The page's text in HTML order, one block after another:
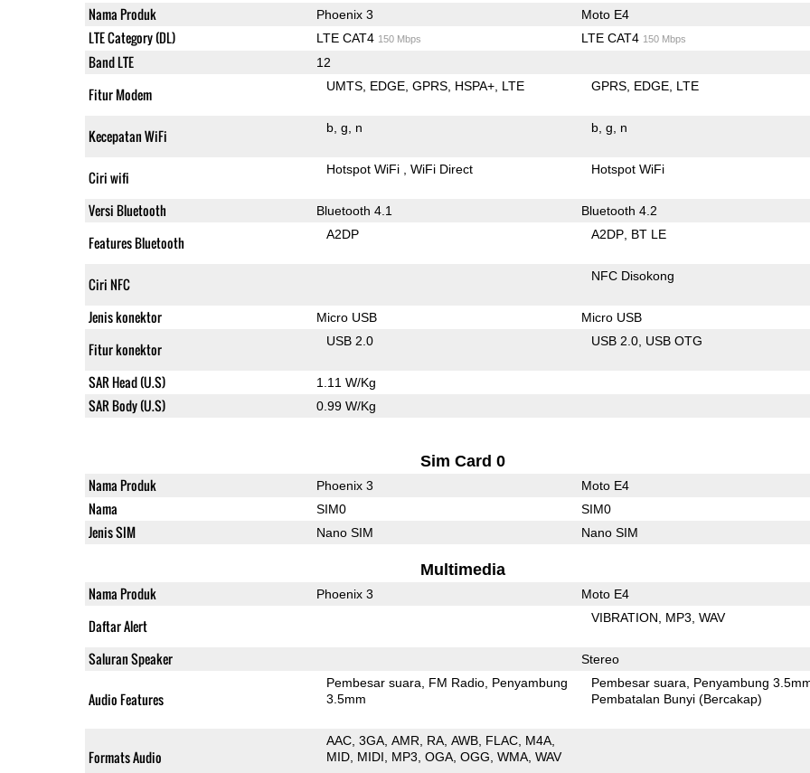
Nama Produk Phoenix 3 Moto E4
LTE Category (DL) LTE CAT4 150 Mbps LTE CAT4 150 Mbps
Band LTE 12
Fitur Modem UMTS EDGE GPRS HSPA+ LTE GPRS EDGE LTE
Kecepatan WiFi b g n b g n
Ciri wifi Hotspot WiFi WiFi Direct Hotspot WiFi
Versi Bluetooth Bluetooth 4.1 Bluetooth 4.2
Features Bluetooth A2DP A2DP BT LE
Ciri NFC NFC Disokong
Jenis konektor Micro USB Micro USB
Fitur konektor USB 2.0 USB 2.0 USB OTG
SAR Head (U.S) 1.11 W/Kg
SAR Body (U.S) 0.99 W/Kg
Sim Card 0
Nama Produk Phoenix 3 Moto E4
Nama SIM0 SIM0
Jenis SIM Nano SIM Nano SIM
Multimedia
Nama Produk Phoenix 3 Moto E4
Daftar Alert VIBRATION MP3 WAV
Saluran Speaker Stereo
Audio Features
Pembesar suara FM Radio Penyambung
3.5mm
Pembesar suara
Penyambung
Pembatalan Bunyi (Bercakap)
Formats Audio
AAC 3GA AMR RA AWB FLAC M4A
MID MIDI MP3 OGA OGG WMA WAV